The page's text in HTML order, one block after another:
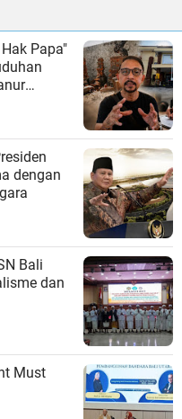
Papa"
dengan
Bali
dan
Must